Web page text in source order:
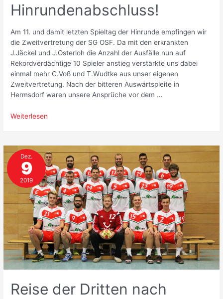
Hinrundenabschluss!
Am 11. und damit letzten Spieltag der Hinrunde empfingen wir
die Zweitvertretung der SG OSF. Da mit den erkrankten
J.Jäckel und J.Osterloh die Anzahl der Ausfälle nun auf
Rekordverdächtige 10 Spieler anstieg verstärkte uns dabei
einmal mehr C.Voß und T.Wudtke aus unser eigenen
Zweitvertretung. Nach der bitteren Auswärtspleite in
Hermsdorf waren unsere Ansprüche vor dem …
Heimsieg
Weiterlesen
Dez.
9
2019
Reise der Dritten nach